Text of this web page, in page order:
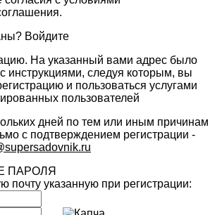
.
Войдите
На указанный вами адрес было
инструкциями, следуя которым, вы
и пользоваться услугами
пользователей
дней по тем или иным причинам
с подтверждением регистрации -
ПАРОЛЯ
почту указанную при регистрации: